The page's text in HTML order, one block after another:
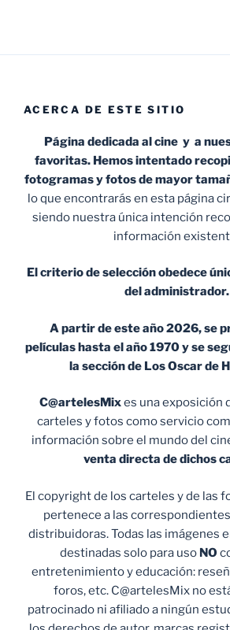
ACERCA DE ESTE SITIO
Página dedicada al cine y a
favoritas. Hemos intentado
fotogramas y fotos de mayor
lo que encontrarás en esta página
siendo nuestra única intención
información
El criterio de selección obedece
del administrador.
A partir de este año 2026, se
películas hasta el año 1970 y se
la sección de Los Oscar de
C@artelesMixes una exposición
carteles y fotos como servicio
información sobre el mundo del
venta directa de dichos
El copyright de los carteles y de las
pertenece a las
distribuidoras. Todas las imágenes
destinadas solo para uso NO
entretenimiento y educación:
foros, etc. C@artelesMix no
patrocinado ni afiliado a ningún